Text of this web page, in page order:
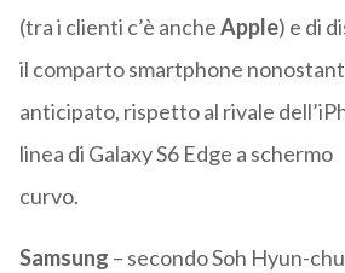
(tra i clienti c’è ancheApple) e di
il comparto smartphone
anticipato, rispetto al rivale
linea di Galaxy S6 Edge a schermo
curvo.
Samsung – secondo Soh Hyun-